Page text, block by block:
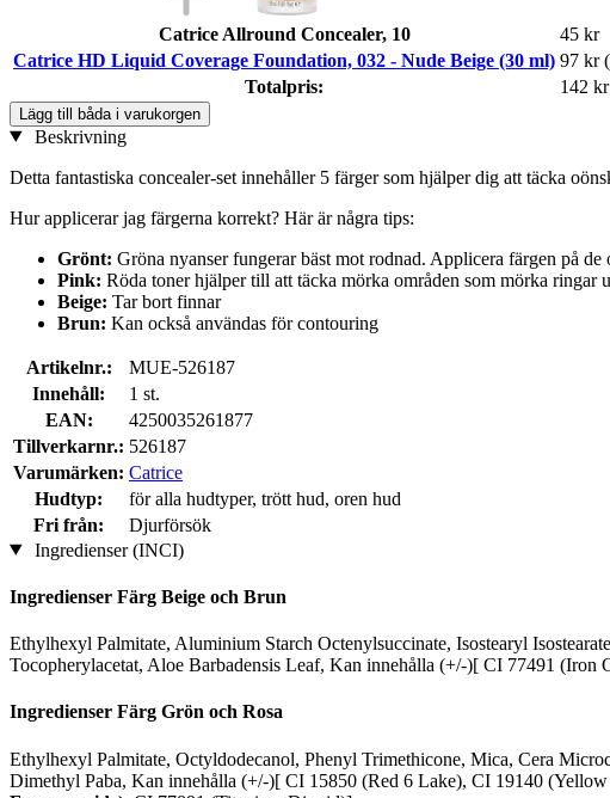
Catrice Allround Concealer, 10
45 kr
Catrice HD Liquid Coverage Foundation, 032 - Nude Beige (30 ml) 97 kr
Totalpris:
142 kr
Lägg till båda i varukorgen
Beskrivning
Detta fantastiska concealer-set innehåller 5 färger som hjälper dig att täcka
Hur applicerar jag färgerna korrekt? Här är några tips:
Grönt: Gröna nyanser fungerar bäst mot rodnad. Applicera färgen på
Pink: Röda toner hjälper till att täcka mörka områden som mörka ringar
Beige: Tar bort finnar
Brun: Kan också användas för contouring
Artikelnr.:
MUE-526187
Innehåll:
1 st.
EAN:
4250035261877
Tillverkarnr.: 526187
Varumärken: Catrice
Hudtyp:
för alla hudtyper, trött hud, oren hud
Fri från:
Djurförsök
Ingredienser (INCI)
Ingredienser Färg Beige och Brun
Ethylhexyl Palmitate, Aluminium Starch Octenylsuccinate, Isostearyl
Tocopherylacetat, Aloe Barbadensis Leaf, Kan innehålla (+/-)[ CI 77491
Ingredienser Färg Grön och Rosa
Ethylhexyl Palmitate, Octyldodecanol, Phenyl Trimethicone, Mica, Cera
Dimethyl Paba, Kan innehålla (+/-)[ CI 15850 (Red 6 Lake), CI 19140